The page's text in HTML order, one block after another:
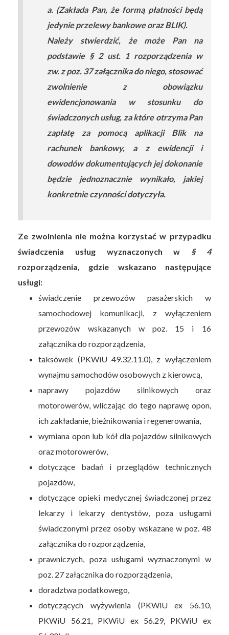
a. (Zakłada Pan, że formą płatności będą
jedynie przelewy bankowe oraz BLIK).
Należy stwierdzić, że może Pan na
podstawie § 2 ust. 1 rozporządzenia w
zw. z poz. 37 załącznika do niego, stosować
zwolnienie z obowiązku
ewidencjonowania w stosunku do
świadczonych usług, za które otrzyma Pan
zapłatę za pomocą aplikacji Blik na
rachunek bankowy, a z ewidencji i
dowodów dokumentujących jej dokonanie
będzie jednoznacznie wynikało, jakiej
konkretnie czynności dotyczyła.
Ze zwolnienia nie można korzystać w przypadku
świadczenia usług wyznaczonych w
§ 4
rozporządzenia, gdzie wskazano następujące
usługi:
świadczenie przewozów pasażerskich w
samochodowej komunikacji, z wyłączeniem
przewozów wskazanych w poz. 15 i 16
załącznika do rozporządzenia,
taksówek (PKWiU 49.32.11.0), z wyłączeniem
wynajmu samochodów osobowych z kierowcą,
naprawy pojazdów silnikowych oraz
motorowerów, wliczając do tego naprawę opon,
ich zakładanie, bieżnikowania i regenerowania,
wymiana opon lub kół dla pojazdów silnikowych
oraz motorowerów,
dotyczące badań i przeglądów technicznych
pojazdów,
dotyczące opieki medycznej świadczonej przez
lekarzy i lekarzy dentystów, poza usługami
świadczonymi przez osoby wskazane w poz. 48
załącznika do rozporządzenia,
prawniczych, poza usługami wyznaczonymi w
poz. 27 załącznika do rozporządzenia,
doradztwa podatkowego,
dotyczących wyżywienia (PKWiU ex 56.10,
PKWiU 56.21, PKWiU ex 56.29, PKWiU ex